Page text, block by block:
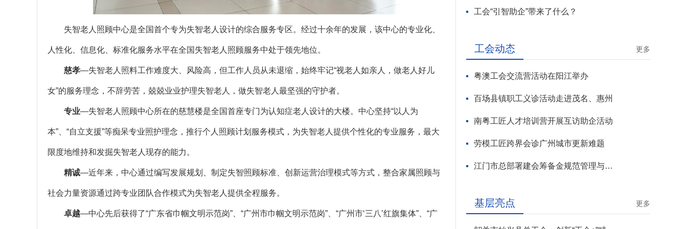
失智老人照顾中心是全国首个专为失智老人设计的综合服务专区。经过十余年的发展，该中心的专业化、
人性化、信息化、标准化服务水平在全国失智老人照顾服务中处于领先地位。
慈孝—失智老人照料工作难度大、风险高，但工作人员从未退缩，始终牢记“视老人如亲人，做老人好儿
女”的服务理念，不辞劳苦，兢兢业业护理失智老人，做失智老人最坚强的守护者。
专业—失智老人照顾中心所在的慈慧楼是全国首座专门为认知症老人设计的大楼。中心坚持“以人为
本”、“自立支援”等痴呆专业照护理念，推行个人照顾计划服务模式，为失智老人提供个性化的专业服务，最大
限度地维持和发掘失智老人现存的能力。
精诚—近年来，中心通过编写发展规划、制定失智照顾标准、创新运营治理模式等方式，整合家属照顾与
社会力量资源通过跨专业团队合作模式为失智老人提供全程服务。
卓越—中心先后获得了“广东省巾帼文明示范岗”、“广州市巾帼文明示范岗”、“广州市‘三八’红旗集体”、“广
工会“引智助企”带来了什么？
工会动态 更多
粤澳工会交流营活动在阳江举办
百场县镇职工义诊活动走进茂名、惠州
南粤工匠人才培训营开展互访助企活动
劳模工匠跨界会诊广州城市更新难题
江门市总部署建会筹备金规范管理与基层工会组建攻坚行动
基层亮点 更多